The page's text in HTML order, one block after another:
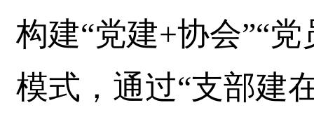
构建“党建+协会”“
模式，通过“支部建